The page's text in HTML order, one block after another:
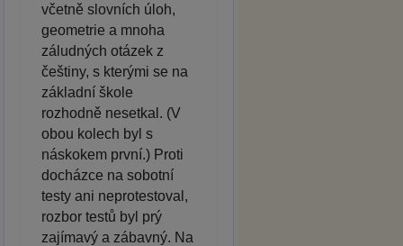
včetně slovních úloh,
geometrie a mnoha
záludných otázek z
češtiny, s kterými se na
základní škole
rozhodně nesetkal. (V
obou kolech byl s
náskokem první.) Proti
docházce na sobotní
testy ani neprotestoval,
rozbor testů byl prý
zajímavý a zábavný. Na